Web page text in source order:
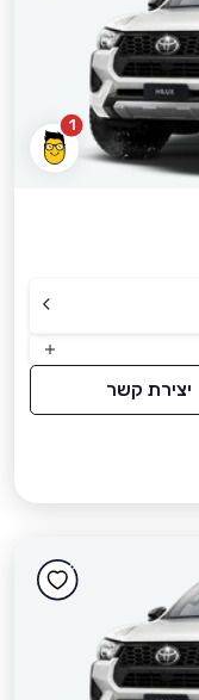
1
יצירת קשר